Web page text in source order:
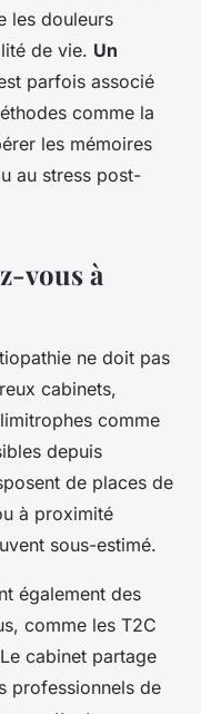
les douleurs
de vie. Un
parfois associé
comme la
les mémoires
au stress post-
vous à
ne doit pas
cabinets,
comme
depuis
de places de
à proximité
sous-estimé.
également des
comme les T2C
cabinet partage
professionnels de